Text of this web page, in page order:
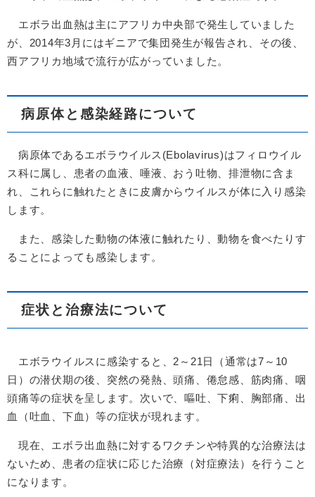
エボラ出血熱は主にアフリカ中央部で発生していました
が、2014年3月にはギニアで集団発生が報告され、その後、
西アフリカ地域で流行が広がっていました。
病原体と感染経路について
病原体であるエボラウイルス(Ebolavirus)はフィロウイル
ス科に属し、患者の血液、唾液、おう吐物、排泄物に含ま
れ、これらに触れたときに皮膚からウイルスが体に入り感染
します。
また、感染した動物の体液に触れたり、動物を食べたりす
ることによっても感染します。
症状と治療法について
エボラウイルスに感染すると、2～21日（通常は7～10
日）の潜伏期の後、突然の発熱、頭痛、倦怠感、筋肉痛、咽
頭痛等の症状を呈します。次いで、嘔吐、下痢、胸部痛、出
血（吐血、下血）等の症状が現れます。
現在、エボラ出血熱に対するワクチンや特異的な治療法は
ないため、患者の症状に応じた治療（対症療法）を行うこと
になります。